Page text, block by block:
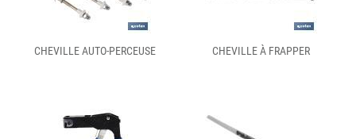
CHEVILLE AUTO-PERCEUSE CHEVILLE À FRAPPER